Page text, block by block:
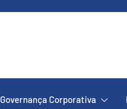
Governança Corporativa